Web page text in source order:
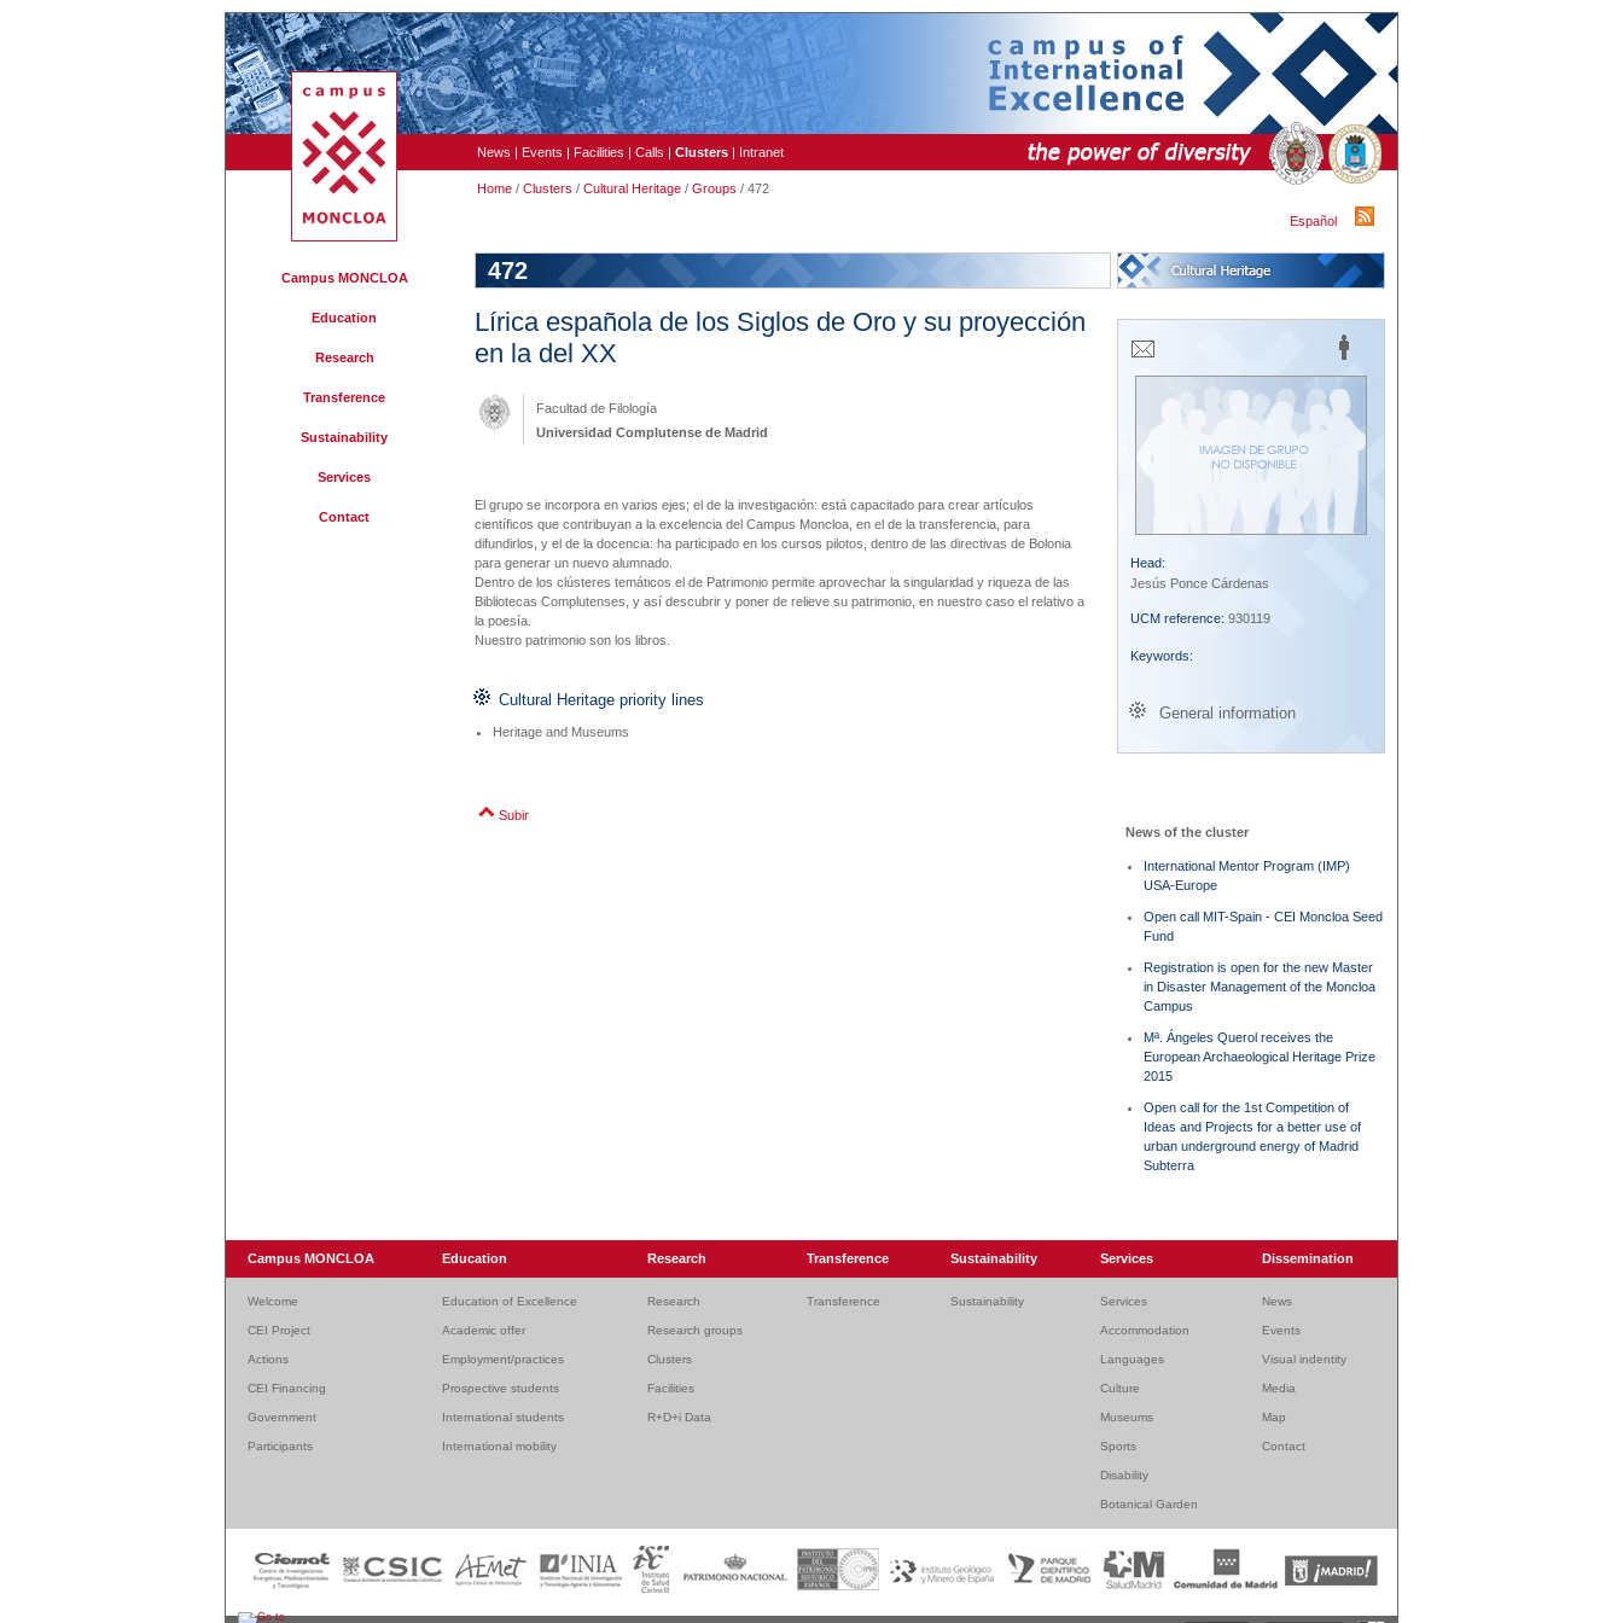
News | Events | Facilities | Calls | Clusters | Intranet
Home / Clusters / Cultural Heritage / Groups / 472
Español
Campus MONCLOA
Education
Research
Transference
Sustainability
Services
Contact
472
Lírica española de los Siglos de Oro y su proyección
en la del XX
Facultad de Filología
Universidad Complutense de Madrid
El grupo se incorpora en varios ejes; el de la investigación: está capacitado para crear artículos
científicos que contribuyan a la excelencia del Campus Moncloa, en el de la transferencia, para
difundirlos, y el de la docencia: ha participado en los cursos pilotos, dentro de las directivas de Bolonia
para generar un nuevo alumnado.
Dentro de los clústeres temáticos el de Patrimonio permite aprovechar la singularidad y riqueza de las
Bibliotecas Complutenses, y así descubrir y poner de relieve su patrimonio, en nuestro caso el relativo a
la poesía.
Nuestro patrimonio son los libros.
Cultural Heritage priority lines
Heritage and Museums
Subir
Head:
Jesús Ponce Cárdenas
UCM reference: 930119
Keywords:
General information
News of the cluster
International Mentor Program (IMP)
USA-Europe
Open call MIT-Spain - CEI Moncloa Seed
Fund
Registration is open for the new Master
in Disaster Management of the Moncloa
Campus
Mª. Ángeles Querol receives the
European Archaeological Heritage Prize
2015
Open call for the 1st Competition of
Ideas and Projects for a better use of
urban underground energy of Madrid
Subterra
Campus MONCLOA Education Research Transference Sustainability Services Dissemination
Welcome Education of Excellence Research Transference Sustainability Services News
CEI Project Academic offer Research groups Accommodation Events
Actions Employment/practices Clusters Languages Visual indentity
CEI Financing Prospective students Facilities Culture Media
Government International students R+D+i Data Museums Map
Participants International mobility Sports Contact
Disability
Botanical Garden